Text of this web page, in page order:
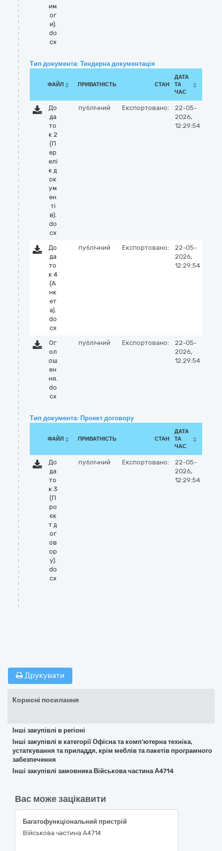
им
ог
и).
do
cx
Тип документа: Тендерна документація
ФАЙЛ ПРИВАТНІСТЬ СТАН
ДАТА
ТА
ЧАС
До
да
то
к 2
(П
ер
елі
к д
ок
ум
ен
ті
в).
do
cx
публічний Експортовано:
22-05-
2026,
12:29:54
До
да
то
к 4
(А
нк
ет
а).
do
cx
публічний Експортовано:
22-05-
2026,
12:29:54
Ог
ол
ош
ен
ня.
do
cx
публічний Експортовано:
22-05-
2026,
12:29:54
Тип документа: Проект договору
ФАЙЛ ПРИВАТНІСТЬ СТАН
ДАТА
ТА
ЧАС
До
да
то
к 3
(П
ро
єк
т д
ог
ов
ор
у).
do
cx
публічний Експортовано:
22-05-
2026,
12:29:54
Друкувати
Корисні посилання
Інші закупівлі в регіоні
Інші закупівлі в категорії Офісна та комп’ютерна техніка,
устаткування та приладдя, крім меблів та пакетів програмного
забезпечення
Інші закупівлі замовника Військова частина А4714
Вас може зацікавити
Багатофункціональний пристрій
Військова частина А4714